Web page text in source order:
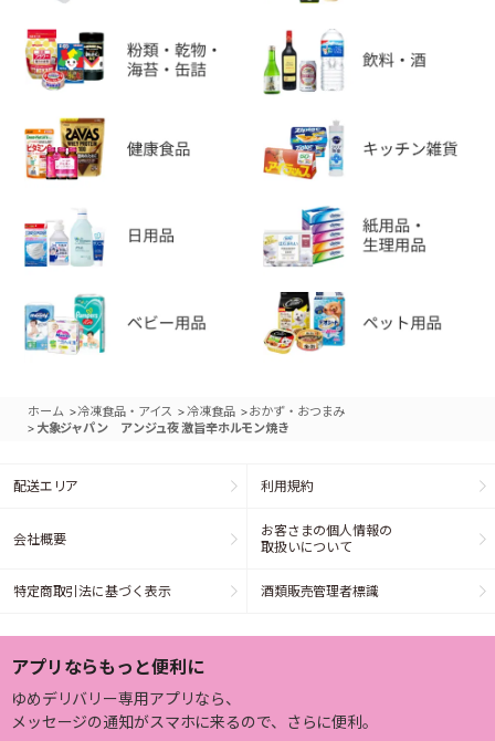
ホーム >冷凍食品・アイス > 冷凍食品 >おかず・おつまみ
> 大象ジャパン アンジュ夜 激旨辛ホルモン焼き
配送エリア 利用規約
会社概要
お客さまの個人情報の
取扱いについて
特定商取引法に基づく表示 酒類販売管理者標識
アプリならもっと便利に
ゆめデリバリー専用アプリなら、
メッセージの通知がスマホに来るので、さらに便利。